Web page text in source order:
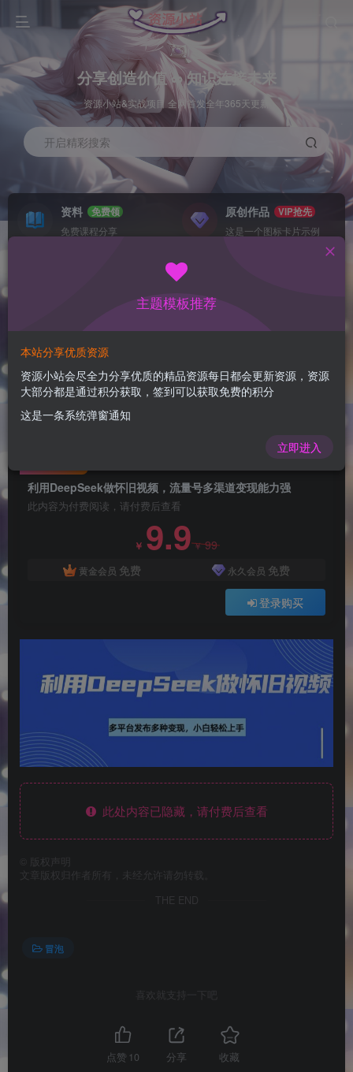
分享创造价值 ∞ 知识连接未来
资源小站&实战项目 全网首发全年365天更新
开启精彩搜索
资料
免费领
免费课程分享
原创作品
VIP抢先
这是一个图标卡片示例
利用DeepSeek做怀旧视频，流量号多渠道变现能
力强
1年前更新
116 10
利用DeepSeek做怀旧视频，流量号多渠道变现能力强
此内容为付费阅读，请付费后查看
￥ 9.9￥99
黄金会员 免费 永久会员 免费
登录购买
此处内容已隐藏，请付费后查看
版权声明
文章版权归作者所有，未经允许请勿转载。
THE END
冒泡
喜欢就支持一下吧
点赞 10 分享 收藏
主题模板推荐
本站分享优质资源
资源小站会尽全力分享优质的精品资源每日都会更新资源，资源
大部分都是通过积分获取，签到可以获取免费的积分
这是一条系统弹窗通知
立即进入